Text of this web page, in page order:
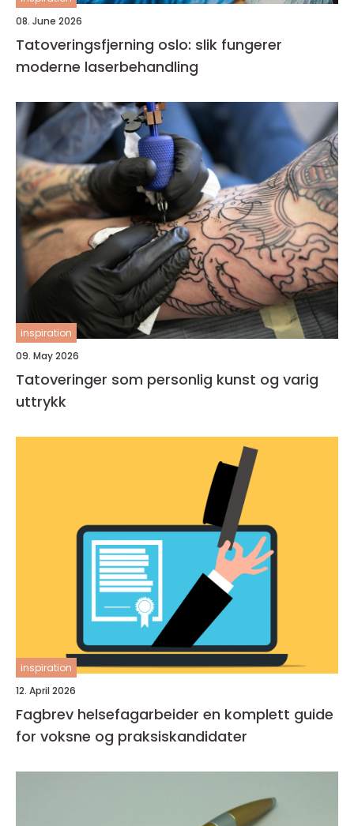
08. June 2026
Tatoveringsfjerning oslo: slik fungerer
moderne laserbehandling
inspiration
09. May 2026
Tatoveringer som personlig kunst og varig
uttrykk
inspiration
12. April 2026
Fagbrev helsefagarbeider en komplett guide
for voksne og praksiskandidater